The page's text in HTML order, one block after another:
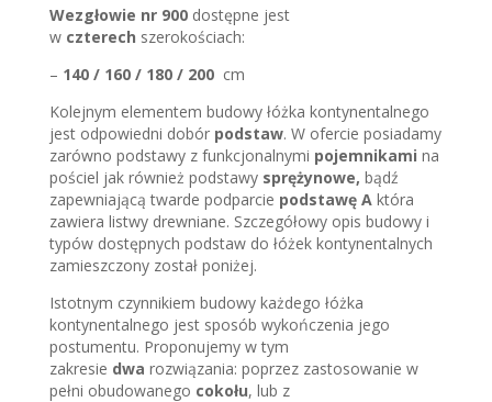
Wezgłowie nr 900dostępne jest
wczterech szerokościach:
– 140 / 160 / 180 / 200 cm
Kolejnym elementem budowy łóżka kontynentalnego
jest odpowiedni dobór podstaw. W ofercie posiadamy
zarówno podstawy z funkcjonalnymi pojemnikami na
pościel jak również podstawy sprężynowe, bądź
zapewniającą twarde podparcie podstawę A która
zawiera listwy drewniane. Szczegółowy opis budowy i
typów dostępnych podstaw do łóżek kontynentalnych
zamieszczony został poniżej.
Istotnym czynnikiem budowy każdego łóżka
kontynentalnego jest sposób wykończenia jego
postumentu. Proponujemy w tym
zakresie dwa rozwiązania: poprzez zastosowanie w
pełni obudowanego cokołu, lub z